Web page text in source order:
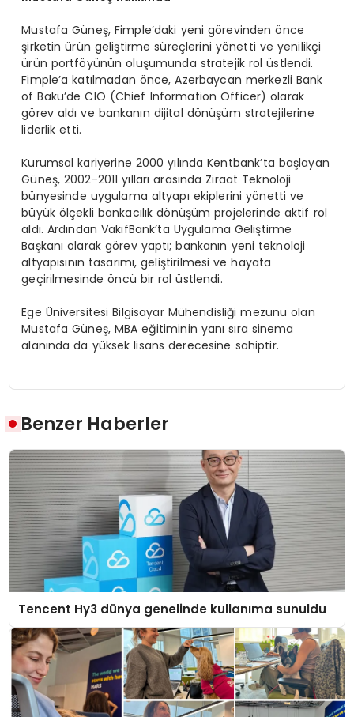
Mustafa Güneş, Fimple’daki yeni görevinden önce
şirketin ürün geliştirme süreçlerini yönetti ve yenilikçi
ürün portföyünün oluşumunda stratejik rol üstlendi.
Fimple’a katılmadan önce, Azerbaycan merkezli Bank
of Baku’de CIO (Chief Information Officer) olarak
görev aldı ve bankanın dijital dönüşüm stratejilerine
liderlik etti.
Kurumsal kariyerine 2000 yılında Kentbank’ta başlayan
Güneş, 2002-2011 yılları arasında Ziraat Teknoloji
bünyesinde uygulama altyapı ekiplerini yönetti ve
büyük ölçekli bankacılık dönüşüm projelerinde aktif rol
aldı. Ardından VakıfBank’ta Uygulama Geliştirme
Başkanı olarak görev yaptı; bankanın yeni teknoloji
altyapısının tasarımı, geliştirilmesi ve hayata
geçirilmesinde öncü bir rol üstlendi.
Ege Üniversitesi Bilgisayar Mühendisliği mezunu olan
Mustafa Güneş, MBA eğitiminin yanı sıra sinema
alanında da yüksek lisans derecesine sahiptir.
Benzer Haberler
Tencent Hy3 dünya genelinde kullanıma sunuldu